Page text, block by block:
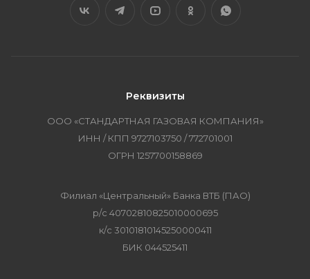
Реквизиты
ООО «СТАНДАРТНАЯ ГАЗОВАЯ КОМПАНИЯ»
ИНН / КПП 9727103750 / 772701001
ОГРН 1257700158869
Филиал «Центральный» Банка ВТБ (ПАО)
р/с 40702810825010000695
к/с 30101810145250000411
БИК 044525411